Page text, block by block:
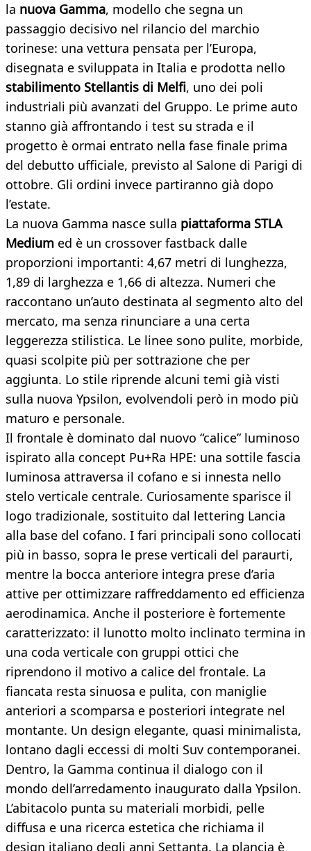
la nuova Gamma, modello che segna un
passaggio decisivo nel rilancio del marchio
torinese: una vettura pensata per l’Europa,
disegnata e sviluppata in Italia e prodotta nello
stabilimento Stellantis di Melfi, uno dei poli
industriali più avanzati del Gruppo. Le prime auto
stanno già affrontando i test su strada e il
progetto è ormai entrato nella fase finale prima
del debutto ufficiale, previsto al Salone di Parigi di
ottobre. Gli ordini invece partiranno già dopo
l’estate.
La nuova Gamma nasce sulla piattaforma STLA
Medium ed è un crossover fastback dalle
proporzioni importanti: 4,67 metri di lunghezza,
1,89 di larghezza e 1,66 di altezza. Numeri che
raccontano un’auto destinata al segmento alto del
mercato, ma senza rinunciare a una certa
leggerezza stilistica. Le linee sono pulite, morbide,
quasi scolpite più per sottrazione che per
aggiunta. Lo stile riprende alcuni temi già visti
sulla nuova Ypsilon, evolvendoli però in modo più
maturo e personale.
Il frontale è dominato dal nuovo “calice” luminoso
ispirato alla concept Pu+Ra HPE: una sottile fascia
luminosa attraversa il cofano e si innesta nello
stelo verticale centrale. Curiosamente sparisce il
logo tradizionale, sostituito dal lettering Lancia
alla base del cofano. I fari principali sono collocati
più in basso, sopra le prese verticali del paraurti,
mentre la bocca anteriore integra prese d’aria
attive per ottimizzare raffreddamento ed efficienza
aerodinamica. Anche il posteriore è fortemente
caratterizzato: il lunotto molto inclinato termina in
una coda verticale con gruppi ottici che
riprendono il motivo a calice del frontale. La
fiancata resta sinuosa e pulita, con maniglie
anteriori a scomparsa e posteriori integrate nel
montante. Un design elegante, quasi minimalista,
lontano dagli eccessi di molti Suv contemporanei.
Dentro, la Gamma continua il dialogo con il
mondo dell’arredamento inaugurato dalla Ypsilon.
L’abitacolo punta su materiali morbidi, pelle
diffusa e una ricerca estetica che richiama il
design italiano degli anni Settanta. La plancia è